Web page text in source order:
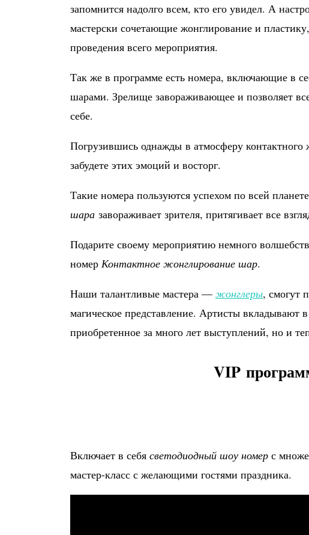
запомнится надолго всем, кто его увидел. А
мастерски сочетающие жонглирование и
проведения всего мероприятия.
Так же в программе есть номера, включающие в
шарами. Зрелище завораживающее и позволяет
себе.
Погрузившись однажды в атмосферу
забудете этих эмоций и восторг.
Такие номера пользуются успехом по всей
шара завораживает зрителя, притягивает все
Подарите своему мероприятию немного
номер Контактное жонглирование шар.
Наши талантливые мастера — жонглеры, смогут
магическое представление. Артисты вкладывают
приобретенное за много лет выступлений, но и
VIP
Включает в себя светодиодный шоу номер с
мастер-класс с желающими гостями праздника.